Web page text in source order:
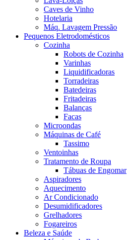
Caves de Vinho
Hotelaria
Máq. Lavagem Pressão
Pequenos Eletrodomésticos
Cozinha
Robots de Cozinha
Varinhas
Liquidificadoras
Torradeiras
Batedeiras
Fritadeiras
Balanças
Facas
Microondas
Máquinas de Café
Tassimo
Ventoinhas
Tratamento de Roupa
Tábuas de Engomar
Aspiradores
Aquecimento
Ar Condicionado
Desumidificadores
Grelhadores
Fogareiros
Beleza e Saúde